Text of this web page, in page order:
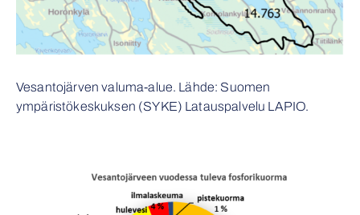
Vesantojärven valuma-alue. Lähde: Suomen
ympäristökeskuksen (SYKE) Latauspalvelu LAPIO.